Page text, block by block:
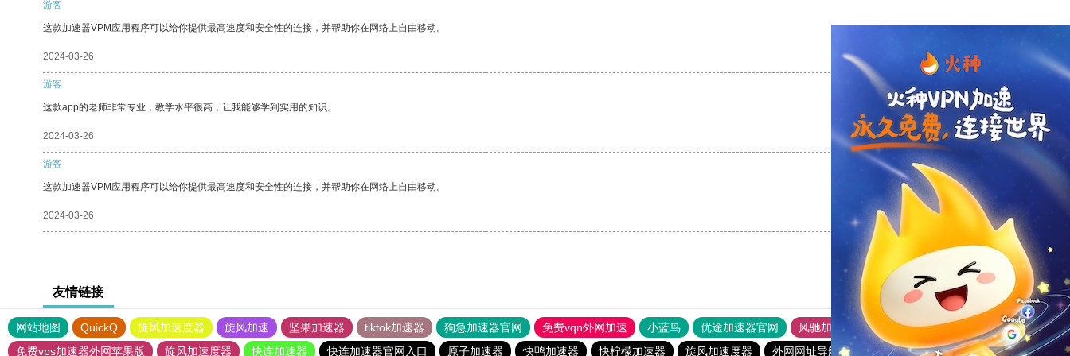
游客
这款加速器VPM应用程序可以给你提供最高速度和安全性的连接，并帮助你在网络上自由移动。
2024-03-26 支持
游客
这款app的老师非常专业，教学水平很高，让我能够学到实用的知识。
2024-03-26 支持[0] 反对[0]
游客
这款加速器VPM应用程序可以给你提供最高速度和安全性的连接，并帮助你在网络上自由移动。
2024-03-26 支持[0] 反对[0]
友情链接
网站地图 QuickQ 旋风加速度器 旋风加速 坚果加速器 tiktok加速器 狗急加速器官网 免费vqn外网加速 小蓝鸟 优途加速器官网 风驰加速器
旋风加速器
免费vps加速器外网苹果版
旋风加速度器 快连加速器 快连加速器官网入口 原子加速器 快鸭加速器 快柠檬加速器 旋风加速度器 外网网址导航 软件中心 免费海外pvn加速器